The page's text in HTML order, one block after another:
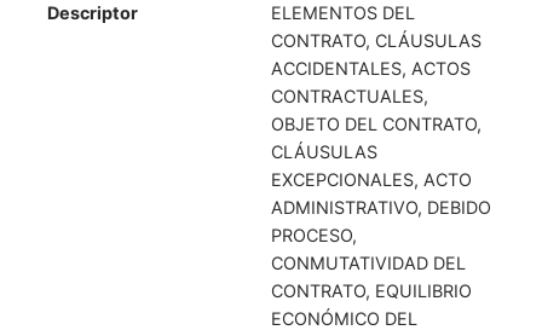
Descriptor
ELEMENTOS DEL
CONTRATO, CLÁUSULAS
ACCIDENTALES, ACTOS
CONTRACTUALES,
OBJETO DEL CONTRATO,
CLÁUSULAS
EXCEPCIONALES, ACTO
ADMINISTRATIVO, DEBIDO
PROCESO,
CONMUTATIVIDAD DEL
CONTRATO, EQUILIBRIO
ECONÓMICO DEL